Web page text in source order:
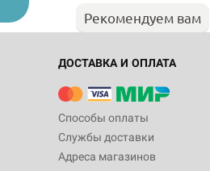
Рекомендуем вам
ДОСТАВКА И ОПЛАТА
Способы оплаты
Службы доставки
Адреса магазинов